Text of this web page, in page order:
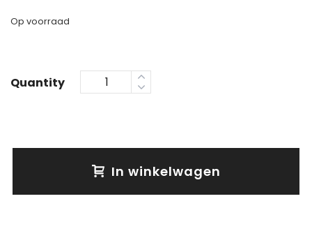
Op voorraad
Quantity
In winkelwagen